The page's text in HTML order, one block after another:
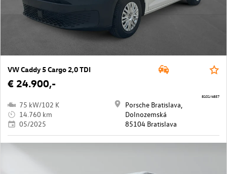
VW Caddy 5 Cargo 2,0 TDI
€ 24.900,-
75 kW/102 K
14.760 km
05/2025
Porsche Bratislava,
Dolnozemská
85104 Bratislava
8101/4857